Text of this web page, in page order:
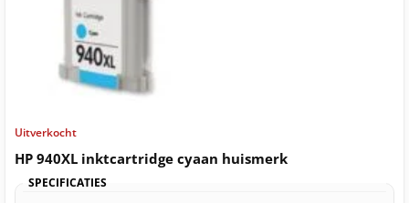
Uitverkocht
HP 940XL inktcartridge cyaan huismerk
SPECIFICATIES